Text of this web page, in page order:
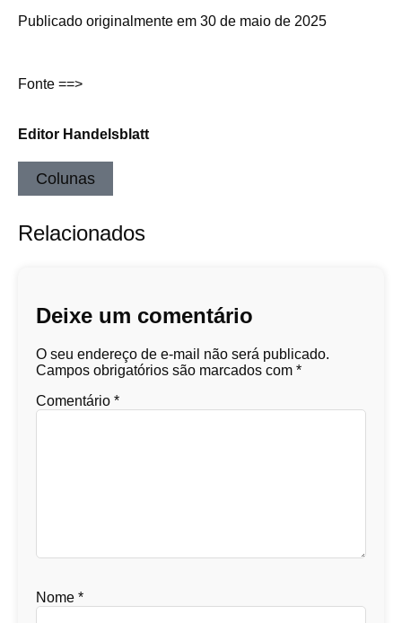
Publicado originalmente em 30 de maio de 2025
Fonte ==>
Editor Handelsblatt
Colunas
Relacionados
Deixe um comentário
O seu endereço de e-mail não será publicado.
Campos obrigatórios são marcados com *
Comentário *
Nome *